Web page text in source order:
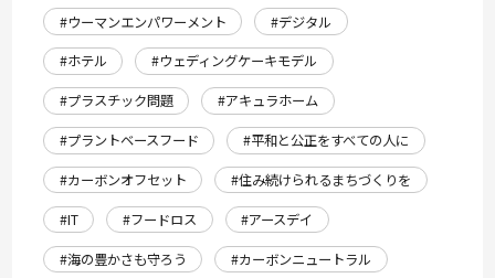
#ウーマンエンパワーメント
#デジタル
#ホテル
#ウェディングケーキモデル
#プラスチック問題
#アキュラホーム
#プラントベースフード
#平和と公正をすべての人に
#カーボンオフセット
#住み続けられるまちづくりを
#IT
#フードロス
#アースデイ
#海の豊かさも守ろう
#カーボンニュートラル